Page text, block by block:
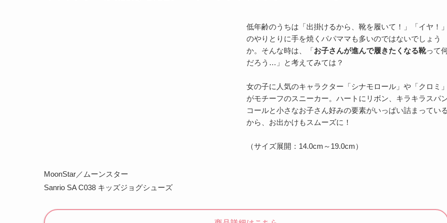
低年齢のうちは「出掛けるから、靴を履いて！」「イヤ！」
のやりとりに手を焼くパパママも多いのではないでしょう
か。そんな時は、「お子さんが進んで履きたくなる靴って
だろう…」と考えてみては？
女の子に人気のキャラクター「シナモロール」や「クロミ」
がモチーフのスニーカー。ハートにリボン、キラキラスパ
コールと小さなお子さん好みの要素がいっぱい詰まっている
から、お出かけもスムーズに！
（サイズ展開：14.0cm～19.0cm）
MoonStar／ムーンスター
Sanrio SA C038 キッズジョグシューズ